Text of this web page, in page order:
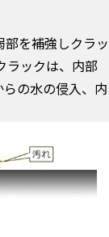
を補強しクラッ
ラックは、内部
の水の侵入、内